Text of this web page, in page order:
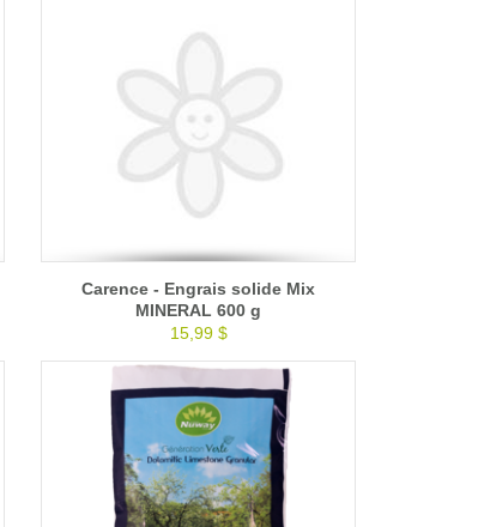
Carence - Engrais solide Mix
MINERAL 600 g
15,99 $